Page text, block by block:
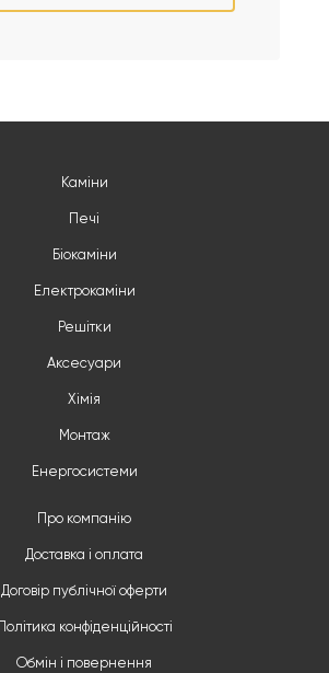
Каміни
Печі
Біокаміни
Електрокаміни
Решітки
Аксесуари
Хімія
Монтаж
Енергосистеми
Про компанію
Доставка і оплата
Договір публічної оферти
Політика конфіденційності
Обмін і повернення